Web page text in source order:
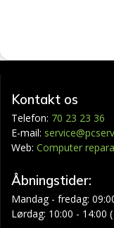
Kontakt os
Telefon: 70 23 23 36
E-mail:
Web: Computer
Åbningstider:
Mandag - fredag:
Lørdag: 10:00 - 14:00